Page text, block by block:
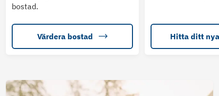
bostad.
Värdera bostad Hitta ditt